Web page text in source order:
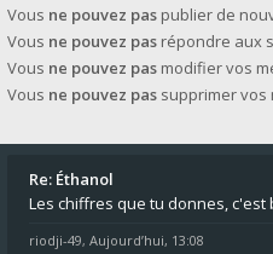
Vous ne pouvez pas publier de
Vous ne pouvez pas répondre aux
Vous ne pouvez pas modifier vos
Vous ne pouvez pas supprimer vos
Re: Éthanol
riodji-49, Aujourd’hui, 13:08